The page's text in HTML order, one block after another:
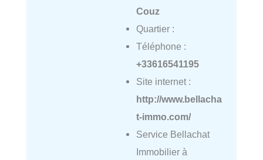
Couz
Quartier :
Téléphone :
+33616541195
Site internet :
http://www.bellacha
t-immo.com/
Service Bellachat
Immobilier à